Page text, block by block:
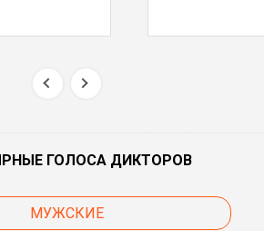
ГОЛОСА ДИКТОРОВ
МУЖСКИЕ